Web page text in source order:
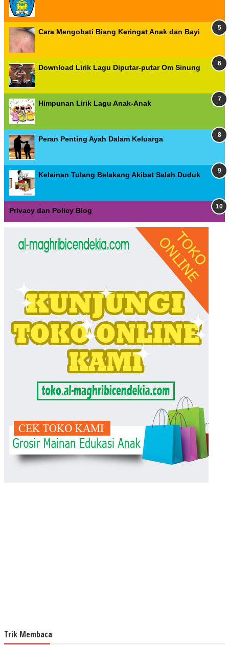
Cara Mengobati Biang Keringat Anak dan Bayi
Download Lirik Lagu Diputar-putar Om Sinung
Himpunan Lirik Lagu Anak-Anak
Peran Penting Ayah Dalam Keluarga
Kelainan Tulang Belakang Akibat Salah Duduk
Privacy dan Policy Blog
Trik Membaca